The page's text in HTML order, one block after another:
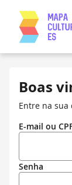
Boas
Entre na sua
E-mail ou
Senha